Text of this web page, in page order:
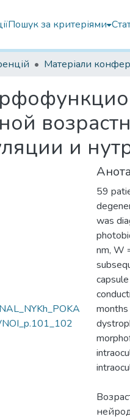
Пошук за критеріями
и
59
was
nm, W